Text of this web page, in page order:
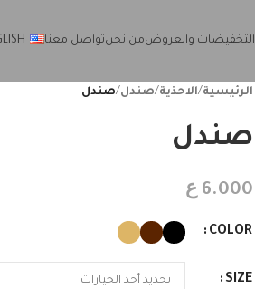
التخفيضات والعروضمن نحنتواصل معنا
الرئيسية/الاحذية/صندل/صندل
صندل
6.000 ع
COLOR
SIZE